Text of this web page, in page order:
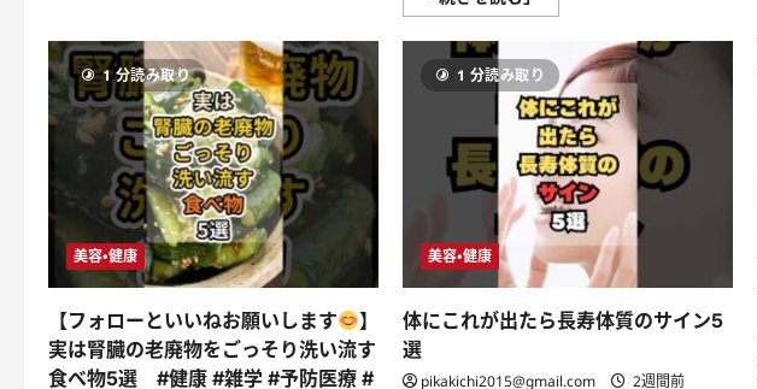
フ
ー
ド
に
つ
い
て
さ
ら
に
読
む
秘
解
消
#
腸
内
洗
浄
に
つ
い
て
さ
ら
に
読
む
に
い
て
さ
ら
に
読
む
紹
介】
40
代
美
容
家
が
や
っ
て
る
老
化
対
策
内
側
か
ら
益】
が
り
が
止
ま
ら
な
い！
楽
し
く
質
素
な
活
を
う
1 分読み取り
美容・健康
【フォローといいねお願いします
】
実は腎臓の老廃物をごっそり洗い流す
食べ物5選 #健康 #雑学 #予防医療 #
1 分読み取り
美容・健康
体にこれが出たら長寿体質のサイン5
選
pikakichi2015@gmail.com
2週間前